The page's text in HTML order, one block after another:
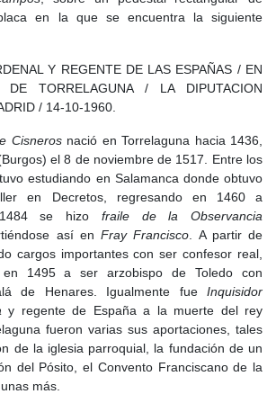
empezó a afectar a Castilla, la villa
signos de estancamiento.
XVII, trajo consigo un declive progresivo. La
despoblación que afectaron a gran parte de
mella en Torrelaguna, aunque su
A pesar de las dificultades, la villa
estructura urbana y su influencia religiosa,
mayor esplendor ya habían quedado atrás.
siglo XVIII
, las reformas borbónicas intentaron
de la villa. La modernización de las
de los caminos ayudaron a mantener
estratégico en las comunicaciones con
la disminución de la actividad económica y
la Iglesia como principal motor de la villa
marcado por profundos cambios. La Guerra
dejó su huella en la villa, que sufrió saqueos
en la que se encuentra la siguiente
Y REGENTE DE LAS ESPAÑAS / EN
TORRELAGUNA / LA DIPUTACION
/ 14-10-1960.
Cisnerosnació en Torrelaguna hacia 1436,
el 8 de noviembre de 1517. Entre los
estudiando en Salamanca donde obtuvo
en Decretos, regresando en 1460 a
1484 se hizo fraile de la Observancia
así en Fray Francisco . A partir de
cargos importantes con ser confesor real,
1495 a ser arzobispo de Toledo con
de Henares. Igualmente fue Inquisidor
y regente de España a la muerte del rey
fueron varias sus aportaciones, tales
de la iglesia parroquial, la fundación de un
del Pósito, el Convento Franciscano de la
más.